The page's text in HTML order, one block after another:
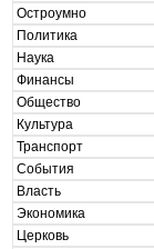
Остроумно
Политика
Наука
Финансы
Общество
Культура
Транспорт
События
Власть
Экономика
Церковь